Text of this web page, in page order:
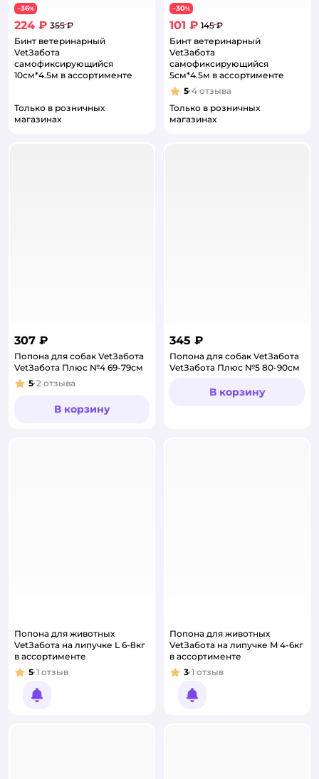
−36%
224 ₽ 355 ₽
Бинт ветеринарный
VetЗабота
самофиксирующийся
10см*4.5м в ассортименте
Только в розничных
магазинах
−30%
101 ₽ 145 ₽
Бинт ветеринарный
VetЗабота
самофиксирующийся
5см*4.5м в ассортименте
Рейтинг:
5 4 отзыва
Только в розничных
магазинах
307 ₽
Попона для собак VetЗабота
VetЗабота Плюс №4 69-79см
Рейтинг:
5 2 отзыва
В корзину
345 ₽
Попона для собак VetЗабота
VetЗабота Плюс №5 80-90см
В корзину
Попона для животных
VetЗабота на липучке L 6-8кг
в ассортименте
Рейтинг:
5 1 отзыв
Уведомить о появлении
Попона для животных
VetЗабота на липучке M 4-6кг
в ассортименте
Рейтинг:
3 1 отзыв
Уведомить о появлении